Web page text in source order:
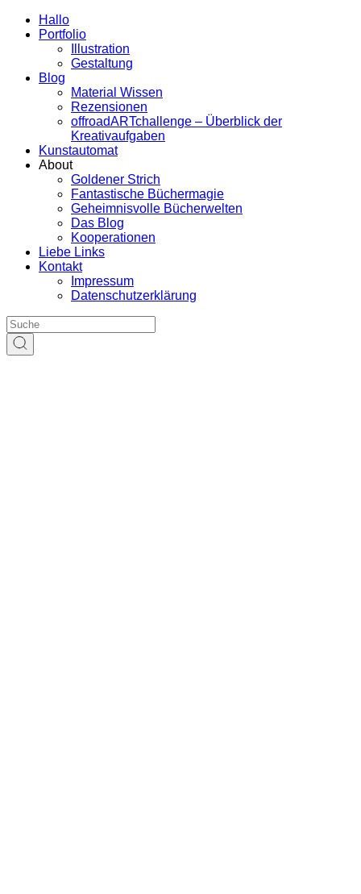
Hallo
Portfolio
Illustration
Gestaltung
Blog
Material Wissen
Rezensionen
offroadARTchallenge – Überblick der
Kreativaufgaben
Kunstautomat
About
Goldener Strich
Fantastische Büchermagie
Geheimnisvolle Bücherwelten
Das Blog
Kooperationen
Liebe Links
Kontakt
Impressum
Datenschutzerklärung